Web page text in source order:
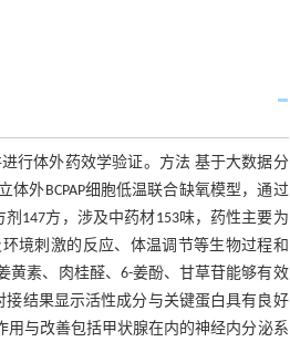
行体外药效学验证。方法 基于大数据分
外BCPAP细胞低温联合缺氧模型，通过
147方，涉及中药材153味，药性主要为
境刺激的反应、体温调节等生物过程和
黄素、肉桂醛、6-姜酚、甘草苷能够有效
接结果显示活性成分与关键蛋白具有良好
与改善包括甲状腺在内的神经内分泌系